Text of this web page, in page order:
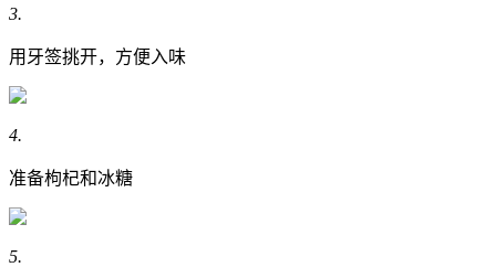
3.
用牙签挑开，方便入味
4.
准备枸杞和冰糖
5.